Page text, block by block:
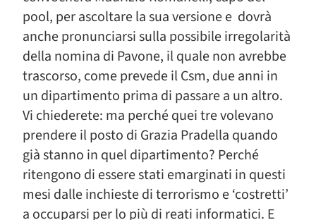
pool, per ascoltare la sua versione e dovrà
anche pronunciarsi sulla possibile irregolarità
della nomina di Pavone, il quale non avrebbe
trascorso, come prevede il Csm, due anni in
un dipartimento prima di passare a un altro.
Vi chiederete: ma perché quei tre volevano
prendere il posto di Grazia Pradella quando
già stanno in quel dipartimento? Perché
ritengono di essere stati emarginati in questi
mesi dalle inchieste di terrorismo e ‘costretti’
a occuparsi per lo più di reati informatici. E